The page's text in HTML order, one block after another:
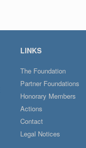
LINKS
The Foundation
Partner Foundations
Honorary Members
Actions
Contact
Legal Notices